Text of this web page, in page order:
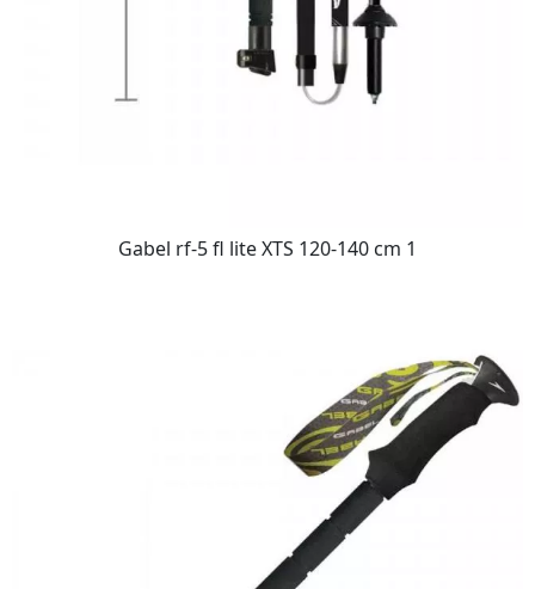
Gabel rf-5 fl lite XTS 120-140 cm 1